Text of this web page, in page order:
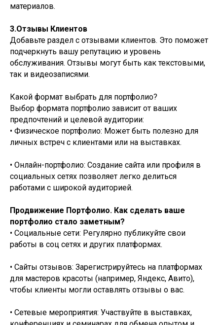
материалов.
3.Отзывы Клиентов
Добавьте раздел с отзывами клиентов. Это поможет
подчеркнуть вашу репутацию и уровень
обслуживания. Отзывы могут быть как текстовыми,
так и видеозаписями.
Какой формат выбрать для портфолио?
Выбор формата портфолио зависит от ваших
предпочтений и целевой аудитории:
• Физическое портфолио: Может быть полезно для
личных встреч с клиентами или на выставках.
• Онлайн-портфолио: Создание сайта или профиля в
социальных сетях позволяет легко делиться
работами с широкой аудиторией.
Продвижение Портфолио. Как сделать ваше
портфолио стало заметным?
• Социальные сети: Регулярно публикуйте свои
работы в соц сетях и других платформах.
• Сайты отзывов: Зарегистрируйтесь на платформах
для мастеров красоты (например, Яндекс, Авито),
чтобы клиенты могли оставлять отзывы о вас.
• Сетевые мероприятия: Участвуйте в выставках,